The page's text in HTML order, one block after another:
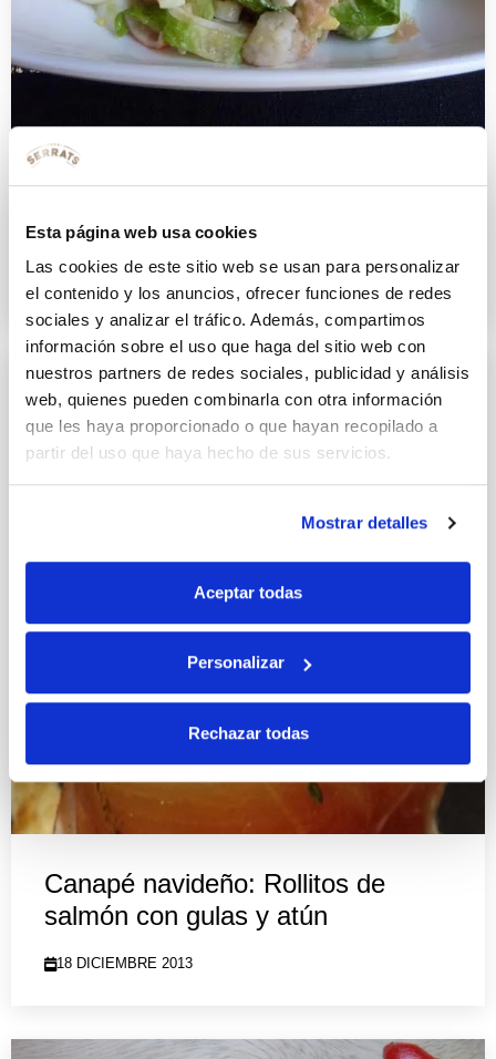
Esta página web usa cookies
Las cookies de este sitio web se usan para personalizar
el contenido y los anuncios, ofrecer funciones de redes
sociales y analizar el tráfico. Además, compartimos
información sobre el uso que haga del sitio web con
nuestros partners de redes sociales, publicidad y análisis
web, quienes pueden combinarla con otra información
que les haya proporcionado o que hayan recopilado a
partir del uso que haya hecho de sus servicios.
Mostrar detalles
Aceptar todas
Personalizar
Rechazar todas
gambones y aguacate
15 JULIO 2014
Canapé navideño: Rollitos de
salmón con gulas y atún
18 DICIEMBRE 2013